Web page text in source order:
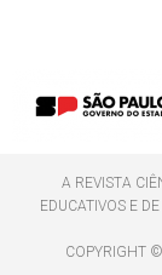
A REVISTA
EDUCATIVOS E
COPYRIGHT